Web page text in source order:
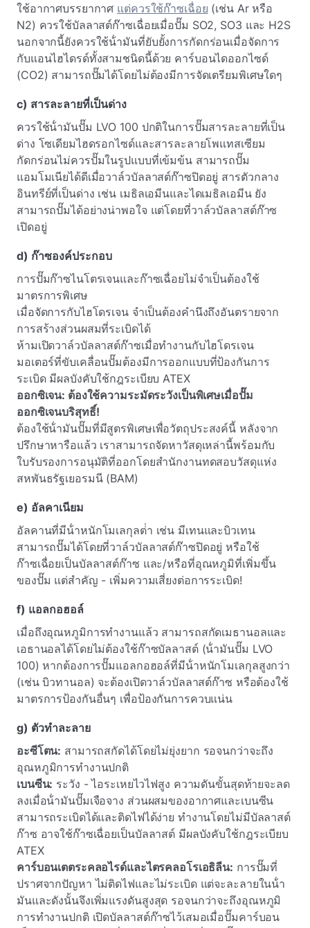
ใช้อากาศบรรยากาศ แต่ควรใช้ก๊าซเฉื่อย (เช่น Ar หรือ
N2) ควรใช้บัลลาสต์ก๊าซเฉื่อยเมื่อปั๊ม SO2, SO3 และ H2S
นอกจากนี้ยังควรใช้น้ํามันที่ยับยั้งการกัดกร่อนเมื่อจัดการ
กับแอนไฮไดรด์ทั้งสามชนิดนี้ด้วย คาร์บอนไดออกไซด์
(CO2) สามารถปั๊มได้โดยไม่ต้องมีการจัดเตรียมพิเศษใดๆ
c) สารละลายที่เป็นด่าง
ควรใช้น้ํามันปั๊ม LVO 100 ปกติในการปั๊มสารละลายที่เป็น
ด่าง โซเดียมไฮดรอกไซด์และสารละลายโพแทสเซียม
กัดกร่อนไม่ควรปั๊มในรูปแบบที่เข้มข้น สามารถปั๊ม
แอมโมเนียได้ดีเมื่อวาล์วบัลลาสต์ก๊าซปิดอยู่ สารตัวกลาง
อินทรีย์ที่เป็นด่าง เช่น เมธิลเอมีนและไดเมธิลเอมีน ยัง
สามารถปั๊มได้อย่างน่าพอใจ แต่โดยที่วาล์วบัลลาสต์ก๊าซ
เปิดอยู่
d) ก๊าซองค์ประกอบ
การปั๊มก๊าซไนโตรเจนและก๊าซเฉื่อยไม่จําเป็นต้องใช้
มาตรการพิเศษ
เมื่อจัดการกับไฮโดรเจน จําเป็นต้องคํานึงถึงอันตรายจาก
การสร้างส่วนผสมที่ระเบิดได้
ห้ามเปิดวาล์วบัลลาสต์ก๊าซเมื่อทํางานกับไฮโดรเจน
มอเตอร์ที่ขับเคลื่อนปั๊มต้องมีการออกแบบที่ป้องกันการ
ระเบิด มีผลบังคับใช้กฎระเบียบ ATEX
ออกซิเจน: ต้องใช้ความระมัดระวังเป็นพิเศษเมื่อปั๊ม
ออกซิเจนบริสุทธิ์!
ต้องใช้น้ํามันปั๊มที่มีสูตรพิเศษเพื่อวัตถุประสงค์นี้ หลังจาก
ปรึกษาหารือแล้ว เราสามารถจัดหาวัสดุเหล่านี้พร้อมกับ
ใบรับรองการอนุมัติที่ออกโดยสํานักงานทดสอบวัสดุแห่ง
สหพันธรัฐเยอรมนี (BAM)
e) อัลคาเนียม
อัลคานที่มีน้ําหนักโมเลกุลต่ํา เช่น มีเทนและบิวเทน
สามารถปั๊มได้โดยที่วาล์วบัลลาสต์ก๊าซปิดอยู่ หรือใช้
ก๊าซเฉื่อยเป็นบัลลาสต์ก๊าซ และ/หรือที่อุณหภูมิที่เพิ่มขึ้น
ของปั๊ม แต่สําคัญ - เพิ่มความเสี่ยงต่อการระเบิด!
f) แอลกอฮอล์
เมื่อถึงอุณหภูมิการทํางานแล้ว สามารถสกัดเมธานอลและ
เอธานอลได้โดยไม่ต้องใช้ก๊าซบัลลาสต์ (น้ํามันปั๊ม LVO
100) หากต้องการปั๊มแอลกอฮอล์ที่มีน้ําหนักโมเลกุลสูงกว่า
(เช่น บิวทานอล) จะต้องเปิดวาล์วบัลลาสต์ก๊าซ หรือต้องใช้
มาตรการป้องกันอื่นๆ เพื่อป้องกันการควบแน่น
g) ตัวทําละลาย
อะซีโตน: สามารถสกัดได้โดยไม่ยุ่งยาก รอจนกว่าจะถึง
อุณหภูมิการทํางานปกติ
เบนซีน: ระวัง - ไอระเหยไวไฟสูง ความดันขั้นสุดท้ายจะลด
ลงเมื่อน้ํามันปั๊มเจือจาง ส่วนผสมของอากาศและเบนซีน
สามารถระเบิดได้และติดไฟได้ง่าย ทํางานโดยไม่มีบัลลาสต์
ก๊าซ อาจใช้ก๊าซเฉื่อยเป็นบัลลาสต์ มีผลบังคับใช้กฎระเบียบ
ATEX
คาร์บอนเตตระคลอไรด์และไตรคลอโรเอธิลีน: การปั๊มที่
ปราศจากปัญหา ไม่ติดไฟและไม่ระเบิด แต่จะละลายในน้ํา
มันและดังนั้นจึงเพิ่มแรงดันสูงสุด รอจนกว่าจะถึงอุณหภูมิ
การทํางานปกติ เปิดบัลลาสต์ก๊าซไว้เสมอเมื่อปั๊มคาร์บอน